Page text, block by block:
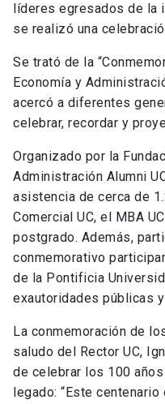
líderes egresados de
se realizó una
Se trató de la
Economía y
acercó a diferentes
celebrar, recordar y
Organizado por la
Administración Alumni
asistencia de cerca de
Comercial UC, el MBA
postgrado. Además,
conmemorativo
de la Pontificia
exautoridades públicas
La conmemoración de
saludo del Rector UC,
de celebrar los 100
legado: “Este